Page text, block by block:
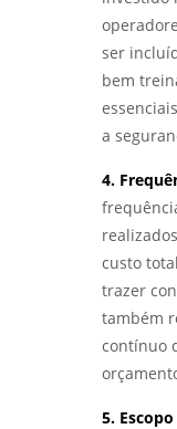
ser
bem
a
4.
custo
trazer
também
contínuo
5.